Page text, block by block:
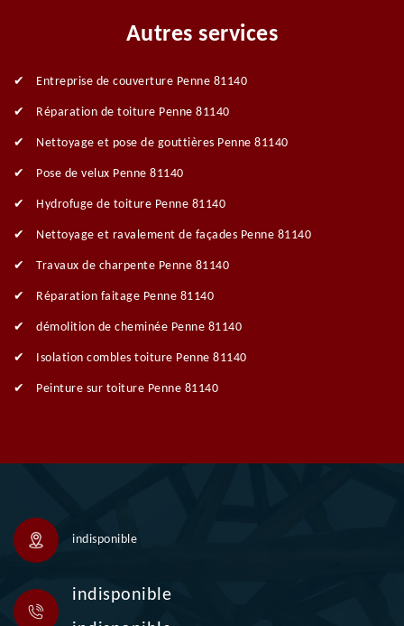
Autres services
Entreprise de couverture Penne 81140
Réparation de toiture Penne 81140
Nettoyage et pose de gouttières Penne 81140
Pose de velux Penne 81140
Hydrofuge de toiture Penne 81140
Nettoyage et ravalement de façades Penne 81140
Travaux de charpente Penne 81140
Réparation faitage Penne 81140
démolition de cheminée Penne 81140
Isolation combles toiture Penne 81140
Peinture sur toiture Penne 81140
indisponible
indisponible